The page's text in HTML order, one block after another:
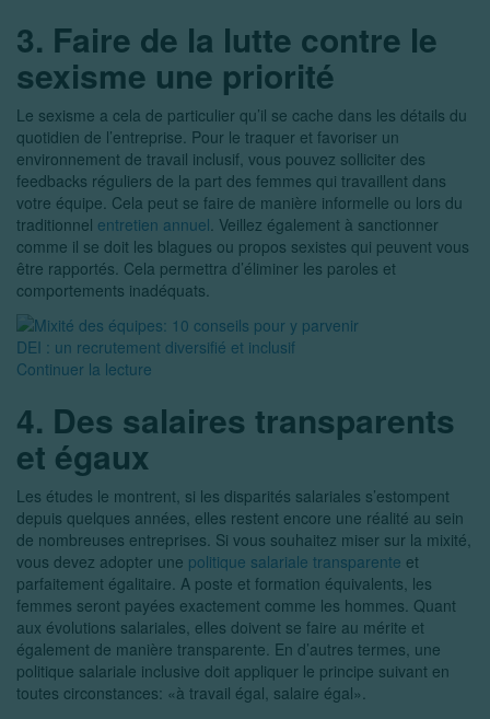
3. Faire de la lutte contre le
sexisme une priorité
Le sexisme a cela de particulier qu’il se cache dans les détails du
quotidien de l’entreprise. Pour le traquer et favoriser un
environnement de travail inclusif, vous pouvez solliciter des
feedbacks réguliers de la part des femmes qui travaillent dans
votre équipe. Cela peut se faire de manière informelle ou lors du
traditionnel entretien annuel. Veillez également à sanctionner
comme il se doit les blagues ou propos sexistes qui peuvent vous
être rapportés. Cela permettra d’éliminer les paroles et
comportements inadéquats.
DEI : un recrutement diversifié et inclusif
Continuer la lecture
4. Des salaires transparents
et égaux
Les études le montrent, si les disparités salariales s’estompent
depuis quelques années, elles restent encore une réalité au sein
de nombreuses entreprises. Si vous souhaitez miser sur la mixité,
vous devez adopter une politique salariale transparente et
parfaitement égalitaire. A poste et formation équivalents, les
femmes seront payées exactement comme les hommes. Quant
aux évolutions salariales, elles doivent se faire au mérite et
également de manière transparente. En d’autres termes, une
politique salariale inclusive doit appliquer le principe suivant en
toutes circonstances: «à travail égal, salaire égal».